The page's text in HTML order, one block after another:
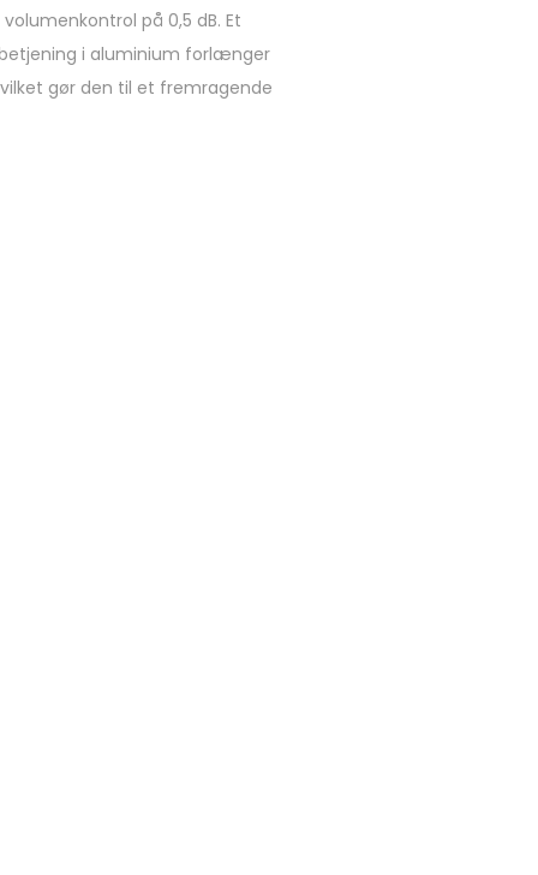
på 0,5 dB. Et
i aluminium forlænger
gør den til et fremragende